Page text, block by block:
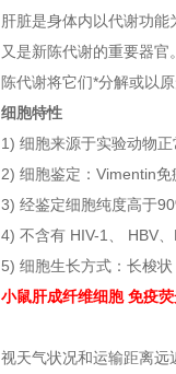
肝脏是身体内以代谢功
又是新陈代谢的重要器
陈代谢将它们*分解或以
细胞特性
1) 细胞来源于实验动物
2) 细胞鉴定：Vimentin
3) 经鉴定细胞纯度高于
4) 不含有 HIV-1、 HBV
5) 细胞生长方式：长梭
小鼠肝成纤维细胞免疫
视天气状况和运输距离